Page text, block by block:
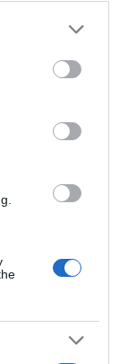
or more Google
may click to
party tags to
in below Google
2026: